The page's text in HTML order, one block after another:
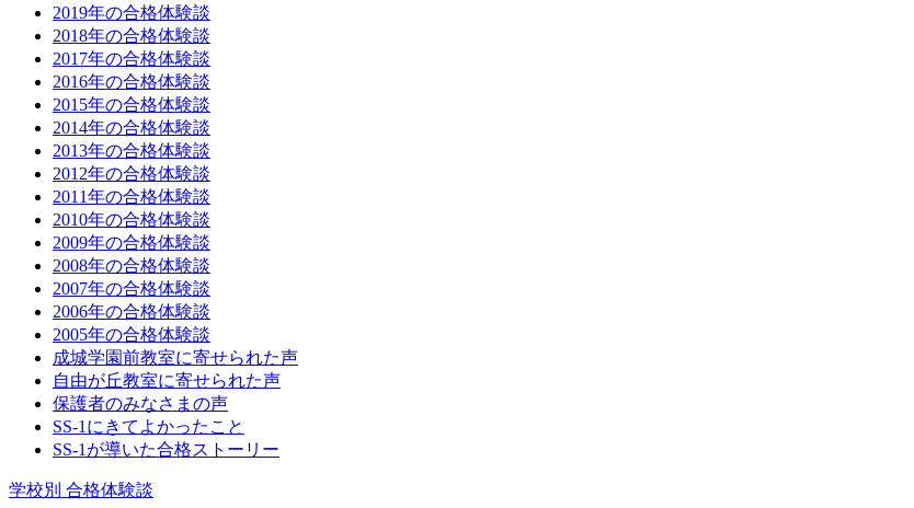
2019年の合格体験談
2018年の合格体験談
2017年の合格体験談
2016年の合格体験談
2015年の合格体験談
2014年の合格体験談
2013年の合格体験談
2012年の合格体験談
2011年の合格体験談
2010年の合格体験談
2009年の合格体験談
2008年の合格体験談
2007年の合格体験談
2006年の合格体験談
2005年の合格体験談
成城学園前教室に寄せられた声
自由が丘教室に寄せられた声
保護者のみなさまの声
SS-1にきてよかったこと
SS-1が導いた合格ストーリー
学校別 合格体験談